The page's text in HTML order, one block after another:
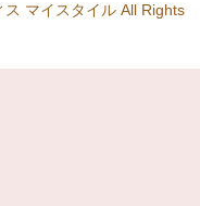
マイスタイル All Rights